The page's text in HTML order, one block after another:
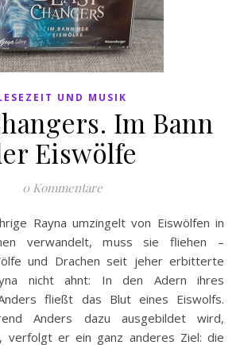
UND MUSIK
Im Bann
Eiswölfe
0 Kommentare
verwandelt, muss sie fliehen –
und Drachen seit jeher erbitterte
nicht ahnt: In den Adern ihres
fließt das Blut eines Eiswolfs.
Anders dazu ausgebildet wird,
verfolgt er ein ganz anderes Ziel: die